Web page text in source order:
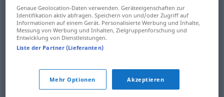
yükümlülük Belastung WIRTSCH
zulässige Belastung TECH
Genaue Geolocation-Daten verwenden. Geräteeigenschaften zur
Identifikation aktiv abfragen. Speichern von und/oder Zugriff auf
Informationen auf einem Gerät. Personalisierte Werbung und Inhalte,
Messung von Werbung und Inhalten, Zielgruppenforschung und
Entwicklung von Dienstleistungen.
Liste der Partner (Lieferanten)
Mehr Optionen Akzeptieren